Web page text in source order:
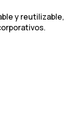
y reutilizable,